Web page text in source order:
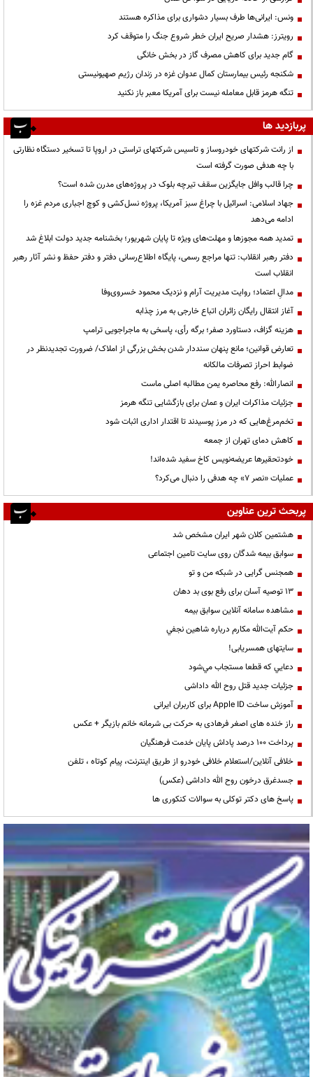
ونس: ایرانی‌ها طرف بسیار دشواری برای مذاکره هستند
رویترز: هشدار صریح ایران خطر شروع جنگ را متوقف کرد
گام جدید برای کاهش مصرف گاز در بخش خانگی
شکنجه رئیس بیمارستان کمال عدوان غزه در زندان رژیم صهیونیستی
تنگه هرمز قابل معامله نیست برای آمریکا معبر باز نکنید
پربازدید ها
از رانت‌ شرکتهای خودروساز و تاسیس شرکتهای تراستی در اروپا تا تسخیر دستگاه نظارتی
با چه هدفی صورت گرفته است
چرا قالب وافل جایگزین سقف تیرچه بلوک در پروژه‌های مدرن شده است؟
جهاد اسلامی: اسرائیل با چراغ سبز آمریکا، پروژه نسل‌کشی و کوچ اجباری مردم غزه را
ادامه می‌دهد
تمدید همه مجوزها و مهلت‌های ویژه تا پایان شهریور؛ بخشنامه جدید دولت ابلاغ شد
دفتر رهبر انقلاب: تنها مراجع رسمی، پایگاه اطلاع‌رسانی دفتر و دفتر حفظ و نشر آثار رهبر
انقلاب است
مدالِ اعتماد؛ روایت مدیریت آرام و نزدیک محمود خسروی‌وفا
آغاز انتقال رایگان زائران اتباع خارجی به مرز چذابه
هزینه گزاف، دستاورد صفر؛ برگه رأی، پاسخی به ماجراجویی ترامپ
تعارض قوانین؛ مانع پنهان سنددار شدن بخش بزرگی از املاک/ ضرورت تجدیدنظر در
ضوابط احراز تصرفات مالکانه
انصارالله: رفع محاصره یمن مطالبه اصلی ماست
جزئیات مذاکرات ایران و عمان برای بازگشایی تنگه هرمز
تخم‌مرغ‌هایی که در مرز پوسیدند تا اقتدار اداری اثبات شود
کاهش دمای تهران از جمعه
خودتحقیرها عریضه‌نویس کاخ سفید شده‌اند!
عملیات «نصر ۷» چه هدفی را دنبال می‌کرد؟
پربحث ترین عناوین
هشتمین کلان شهر ایران مشخص شد
سوابق بیمه شدگان روی سایت تامین اجتماعی
همجنس گرایی در شبکه من و تو
13 توصیه آسان برای رفع بوی بد دهان
مشاهده سامانه آنلاين سوابق بیمه
حكم آيت‌الله مكارم درباره شاهين نجفي
سایتهای همسریابی!
دعايي كه قطعا مستجاب مي‌شود
جزئیات جدید قتل روح الله داداشی
آموزش ساخت Apple ID برای کاربران ایرانی
راز خنده های اصغر فرهادی به حرکت بی شرمانه خانم بازیگر + عکس
پرداخت ۱۰۰ درصد پاداش پایان خدمت فرهنگیان
خلافی آنلاین/استعلام خلافی خودرو از طریق اینترنت، پیام کوتاه ، تلفن
جسدغرق درخون روح الله داداشی (عکس)
پاسخ های دکتر توکلی به سوالات کنکوری ها